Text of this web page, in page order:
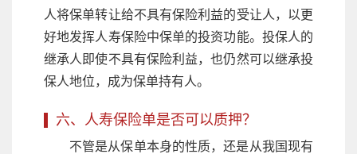
人将保单转让给不具有保险利益的受让人，以更
好地发挥人寿保险中保单的投资功能。投保人的
继承人即使不具有保险利益，也仍然可以继承投
保人地位，成为保单持有人。
六、人寿保险单是否可以质押？
不管是从保单本身的性质，还是从我国现有